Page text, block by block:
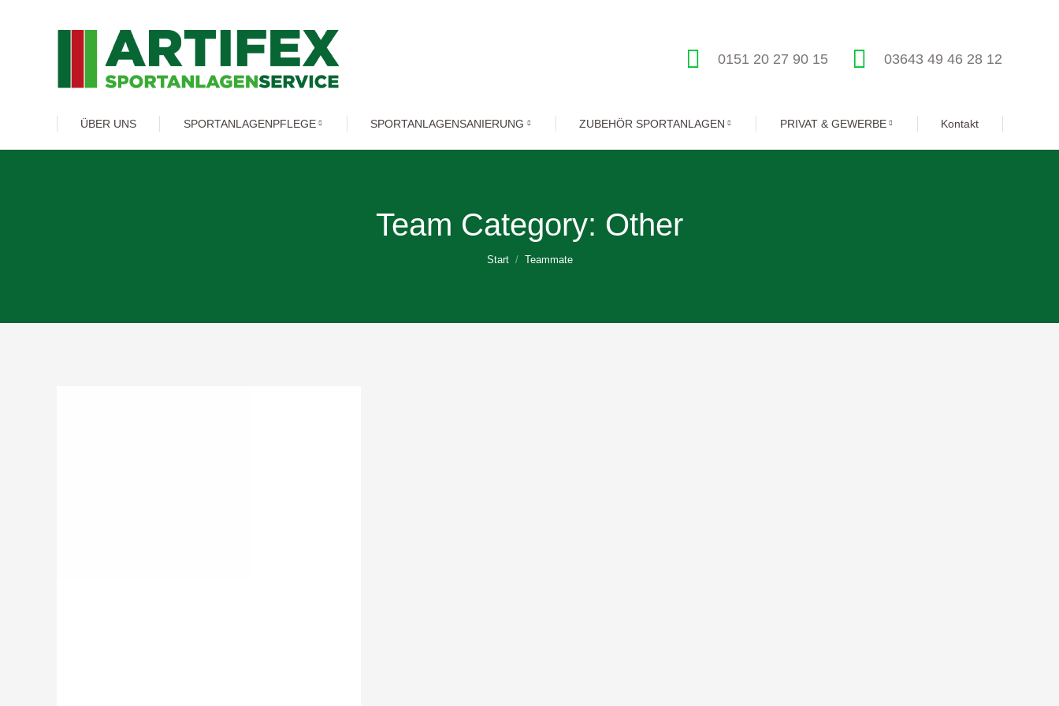
0151 20 27 90 15 03643 49 46 28 12
ÜBER UNS SPORTANLAGENPFLEGE SPORTANLAGENSANIERUNG ZUBEHÖR SPORTANLAGEN PRIVAT & GEWERBE Kontakt
Team Category: Other
Sie befinden sich hier:
Start Teammate